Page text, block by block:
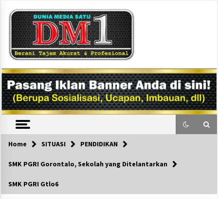
content
DM1
Home SITUASI PENDIDIKAN
SMK PGRI Gorontalo, Sekolah yang Ditelantarkan
SMK PGRI Gtlo6